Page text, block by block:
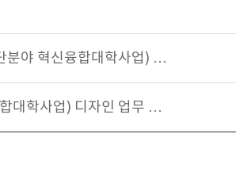
분야 혁신융합대학사업) …
대학사업) 디자인 업무 …